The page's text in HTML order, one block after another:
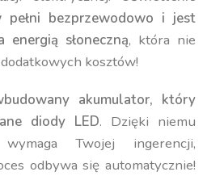
pełni bezprzewodowo i jest
słoneczną, która nie
kosztów!
akumulator, który
diody LED. Dzięki niemu
Twojej ingerencji,
odbywa się automatycznie!